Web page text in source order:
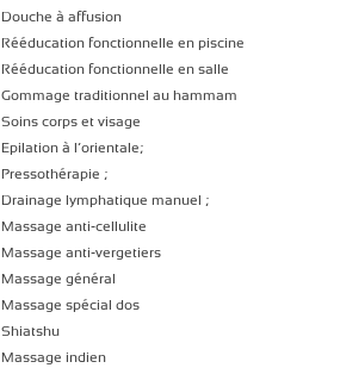
Douche à affusion
Rééducation fonctionnelle en piscine
Rééducation fonctionnelle en salle
Gommage traditionnel au hammam
Soins corps et visage
Epilation à l’orientale;
Pressothérapie ;
Drainage lymphatique manuel ;
Massage anti-cellulite
Massage anti-vergetiers
Massage général
Massage spécial dos
Shiatshu
Massage indien